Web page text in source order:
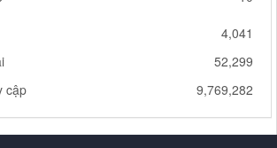
4,041
52,299
cập
9,769,282